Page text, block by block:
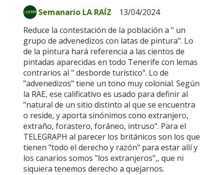
Reduce la contestación de la población a " un
grupo de advenedizos con latas de pintura". Lo
de la pintura hará referencia a las cientos de
pintadas aparecidas en todo Tenerife con lemas
contrarios al " desborde turístico". Lo de
"advenedizos" tiene un tono muy colonial. Según
la RAE, ese calificativo es usado para definir al
"natural de un sitio distinto al que se encuentra
o reside, y aporta sinónimos cono extranjero,
extraño, forastero, foráneo, intruso". Para el
TELEGRAPH al parecer los británicos son los que
tienen "todo el derecho y razón" para estar allí y
los canarios somos "los extranjeros",, que ni
siquiera tenemos derecho a quejarnos.
13/04/2024
Semanario LA RAÍZ